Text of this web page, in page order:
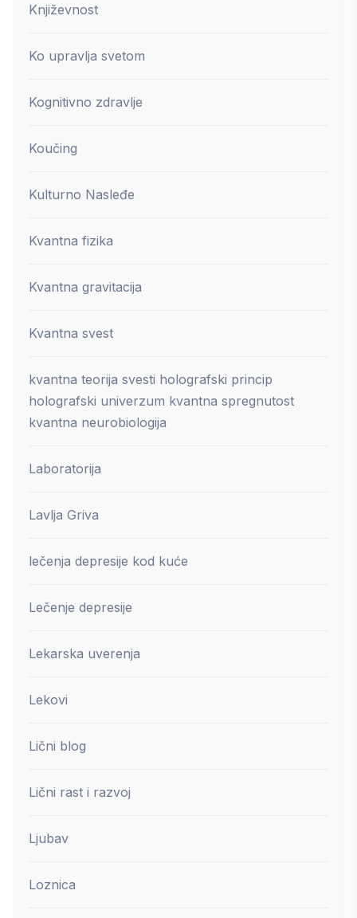
Književnost
Ko upravlja svetom
Kognitivno zdravlje
Koučing
Kulturno Nasleđe
Kvantna fizika
Kvantna gravitacija
Kvantna svest
kvantna teorija svesti holografski princip
holografski univerzum kvantna spregnutost
kvantna neurobiologija
Laboratorija
Lavlja Griva
lečenja depresije kod kuće
Lečenje depresije
Lekarska uverenja
Lekovi
Lični blog
Lični rast i razvoj
Ljubav
Loznica